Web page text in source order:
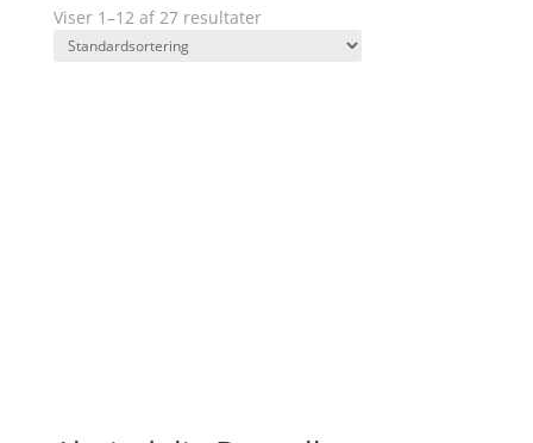
Viser 1–12 af 27 resultater